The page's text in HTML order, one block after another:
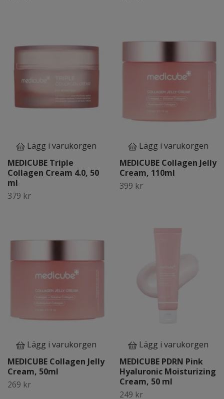
Lägg i varukorgen
MEDICUBE Triple
Collagen Cream 4.0, 50
ml
379 kr
Lägg i varukorgen
MEDICUBE Collagen Jelly
Cream, 110ml
399 kr
Lägg i varukorgen
MEDICUBE Collagen Jelly
Cream, 50ml
269 kr
Lägg i varukorgen
MEDICUBE PDRN Pink
Hyaluronic Moisturizing
Cream, 50 ml
249 kr